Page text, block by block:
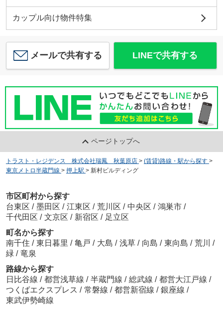
カップル向け物件特集
メールで共有する LINEで共有する
ページトップへ
トラスト・レジデンス 株式会社瑞鳳 秋葉原店 > (賃貸)路線・駅から探す >
東京メトロ半蔵門線 > 押上駅 > 新村ビルディング
市区町村から探す
台東区 / 墨田区 / 江東区 / 荒川区 / 中央区 / 鴻巣市 /
千代田区 / 文京区 / 新宿区 / 足立区
町名から探す
南千住 / 東日暮里 / 亀戸 / 大島 / 浅草 / 向島 / 東向島 / 荒川 /
緑 / 竜泉
路線から探す
日比谷線 / 都営浅草線 / 半蔵門線 / 総武線 / 都営大江戸線 /
つくばエクスプレス / 常磐線 / 都営新宿線 / 銀座線 /
東武伊勢崎線